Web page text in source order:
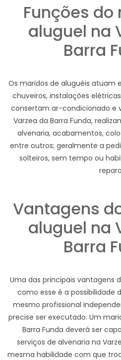
Funções
aluguel na
Barra
Os maridos de aluguéis atuam
chuveiros, instalações
consertam ar-condicionado e
Varzea da Barra Funda,
alvenaria, acabamentos,
entre outros; geralmente a
solteiros, sem tempo ou
Vantagens
aluguel na
Barra
Uma das principais vantagens
como esse é a possibilidade
mesmo profissional
precise ser executado. Um
Barra Funda deverá ser
serviços de alvenaria na
mesma habilidade com que